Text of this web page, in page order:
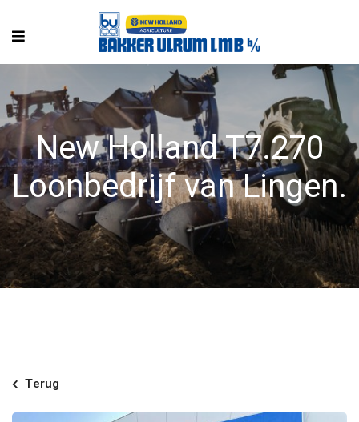
New Holland T7.270
Loonbedrijf van Lingen.
Terug